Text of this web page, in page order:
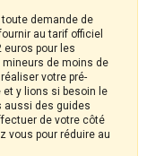
demande de
au tarif officiel
euros pour les
mineurs de moins de
votre pré-
y lions si besoin le
aussi des guides
de votre côté
vous pour réduire au